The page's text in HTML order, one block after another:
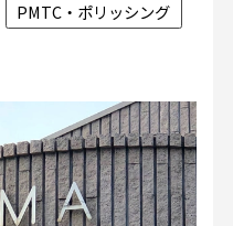
PMTC・ポリッシング